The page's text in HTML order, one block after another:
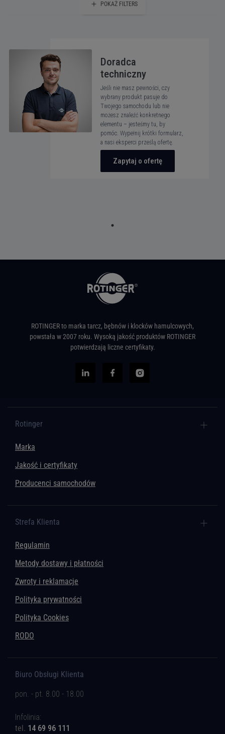
POKAŻ FILTERS
Doradca
techniczny
Jeśli nie masz pewności, czy
wybrany produkt pasuje do
Twojego samochodu lub nie
możesz znaleźć konkretnego
elementu – jesteśmy tu, by
pomóc. Wypełnij krótki formularz,
a nasi eksperci prześlą ofertę.
Zapytaj o ofertę
ROTINGER to marka tarcz, bębnów i klocków hamulcowych,
powstała w 2007 roku. Wysoką jakość produktów ROTINGER
potwierdzają liczne certyfikaty.
Rotinger
Marka
Jakość i certyfikaty
Producenci samochodów
Strefa Klienta
Regulamin
Metody dostawy i płatności
Zwroty i reklamacje
Polityka prywatności
Polityka Cookies
RODO
Biuro Obsługi Klienta
pon. - pt. 8.00 - 18.00
Infolinia:
tel. 14 69 96 111